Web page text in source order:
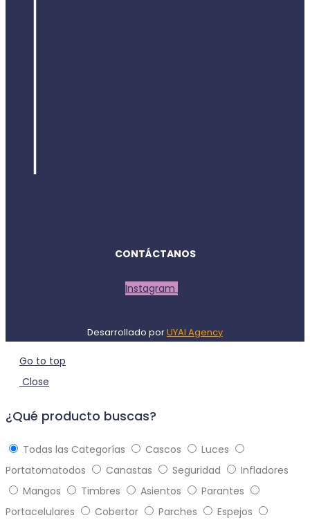
CONTÁCTANOS
Instagram
Desarrollado porUYAI Agency
Go to top
Close
¿Qué producto buscas?
Todas las Categorías Cascos
Luces
Portatomatodos
Canastas Seguridad
Infladores
Mangos
Timbres Asientos
Parantes
Portacelulares
Cobertor Parches
Espejos